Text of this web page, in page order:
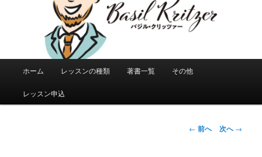
メ
ホーム レッスンの種類 著書一覧 その他
レッスン申込
投← 前へ 次へ→